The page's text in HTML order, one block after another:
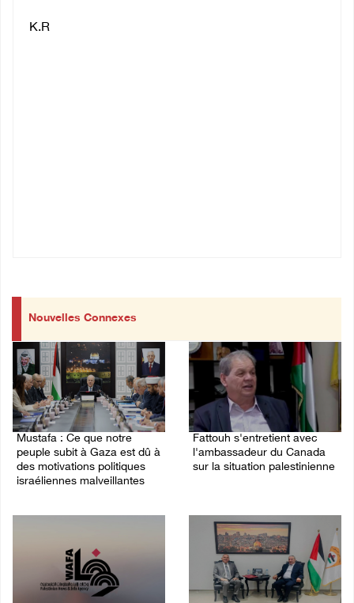
K.R
Nouvelles Connexes
Mustafa : Ce que notre
peuple subit à Gaza est dû à
des motivations politiques
israéliennes malveillantes
Fattouh s'entretient avec
l'ambassadeur du Canada
sur la situation palestinienne